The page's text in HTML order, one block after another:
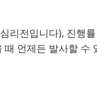
리전입니다), 진행
언제든 발사할 수